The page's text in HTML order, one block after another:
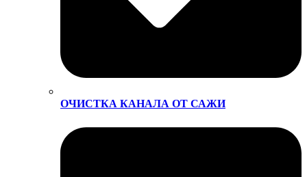
ОЧИСТКА КАНАЛА ОТ САЖИ